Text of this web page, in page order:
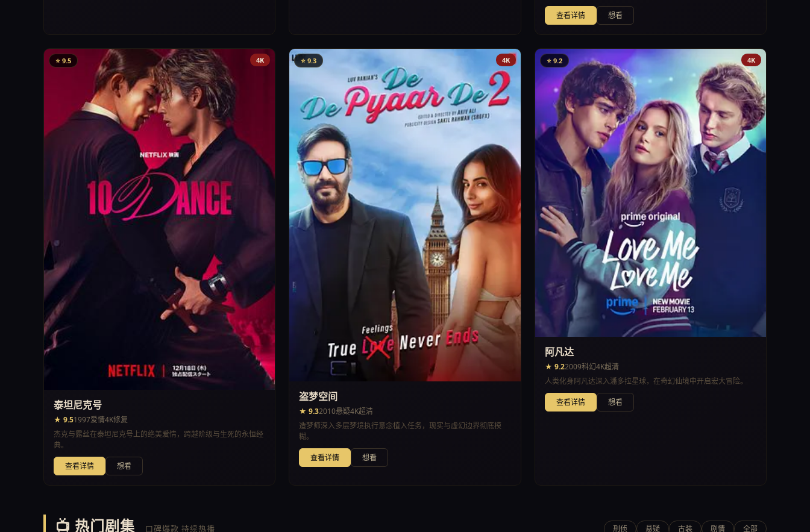
查看详情 想看
⭐ 9.5 4K
泰坦尼克号
★ 9.51997爱情4K修复
杰克与露丝在泰坦尼克号上的绝美爱情，跨越阶级与生死的永恒经
典。
查看详情 想看
⭐ 9.3 4K
盗梦空间
★ 9.32010悬疑4K超清
造梦师深入多层梦境执行意念植入任务，现实与虚幻边界彻底模
糊。
查看详情 想看
⭐ 9.2 4K
阿凡达
★ 9.22009科幻4K超清
人类化身阿凡达深入潘多拉星球，在奇幻仙境中开启宏大冒险。
查看详情 想看
📺 热门剧集 口碑爆款 持续热播 刑侦 悬疑 古装 剧情 全部